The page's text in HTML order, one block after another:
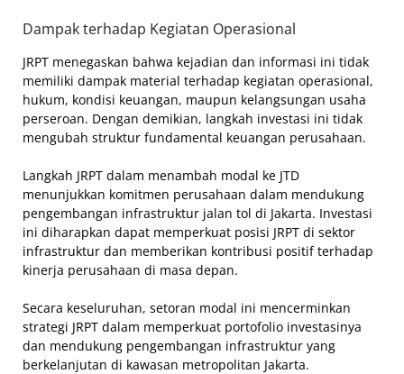
Dampak terhadap Kegiatan Operasional
JRPT menegaskan bahwa kejadian dan informasi ini tidak
memiliki dampak material terhadap kegiatan operasional,
hukum, kondisi keuangan, maupun kelangsungan usaha
perseroan. Dengan demikian, langkah investasi ini tidak
mengubah struktur fundamental keuangan perusahaan.
Langkah JRPT dalam menambah modal ke JTD
menunjukkan komitmen perusahaan dalam mendukung
pengembangan infrastruktur jalan tol di Jakarta. Investasi
ini diharapkan dapat memperkuat posisi JRPT di sektor
infrastruktur dan memberikan kontribusi positif terhadap
kinerja perusahaan di masa depan.
Secara keseluruhan, setoran modal ini mencerminkan
strategi JRPT dalam memperkuat portofolio investasinya
dan mendukung pengembangan infrastruktur yang
berkelanjutan di kawasan metropolitan Jakarta.